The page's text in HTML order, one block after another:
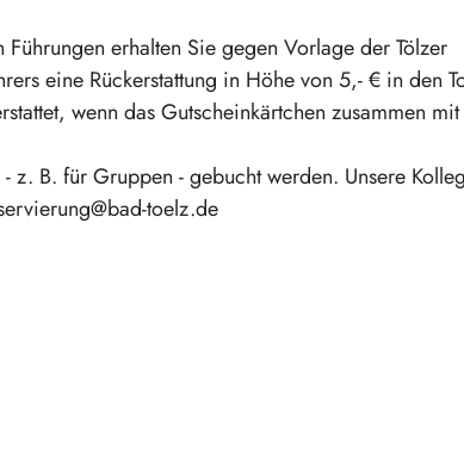
erhalten Sie gegen Vorlage der Tölzer
eine Rückerstattung in Höhe von 5,- € in den
wenn das Gutscheinkärtchen zusammen
z. B. für Gruppen - gebucht werden. Unsere
toelz.de